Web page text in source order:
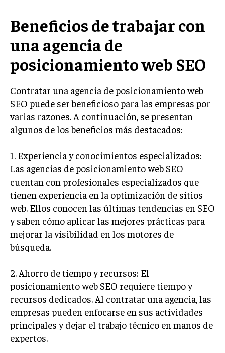
EMPRENDIMIENTO
INNOVACIÓN EMPRESARIAL
GESTIÓN DEL CAMBIO
LIDERAZGO
EMPRENDIMIENTO
PLANIFICACIÓN EMPRESARIAL
FINANZAS Y CONTABILIDAD
GESTIÓN DE RECURSOS FINANCIEROS
INVERSIONES Y MERCADOS FINANCIEROS
CONTABILIDAD EMPRESARIAL
ECONOMÍA EMPRESARIAL
COMERCIO INTERNACIONAL
EXPANSIÓN GLOBAL
IMPORTACIÓN Y EXPORTACIÓN
ALIANZAS ESTRATÉGICAS
Beneficios de trabajar con
una agencia de
posicionamiento web SEO
Contratar una agencia de posicionamiento web
SEO puede ser beneficioso para las empresas por
varias razones. A continuación, se presentan
algunos de los beneficios más destacados:
1. Experiencia y conocimientos especializados:
Las agencias de posicionamiento web SEO
cuentan con profesionales especializados que
tienen experiencia en la optimización de sitios
web. Ellos conocen las últimas tendencias en SEO
y saben cómo aplicar las mejores prácticas para
mejorar la visibilidad en los motores de
búsqueda.
2. Ahorro de tiempo y recursos: El
posicionamiento web SEO requiere tiempo y
recursos dedicados. Al contratar una agencia, las
empresas pueden enfocarse en sus actividades
principales y dejar el trabajo técnico en manos de
expertos.